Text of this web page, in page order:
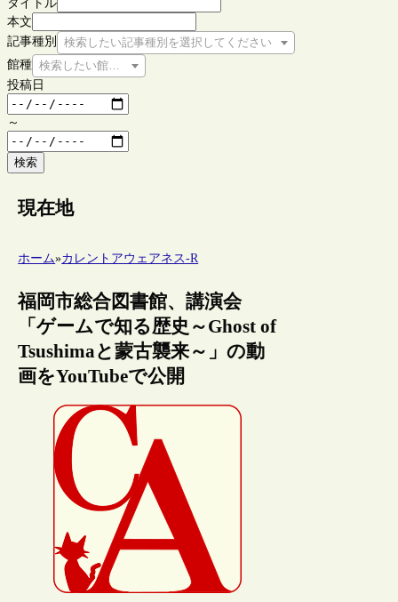
タイトル
本文
記事種別
検索したい記事種別を選択してください
館種 検索したい館種を選択してください
投稿日
～
検索
現在地
ホーム»カレントアウェアネス-R
福岡市総合図書館、講演会
「ゲームで知る歴史～Ghost of
Tsushimaと蒙古襲来～」の動
画をYouTubeで公開